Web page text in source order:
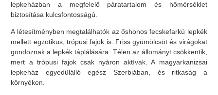
lepkeházban a megfelelő páratartalom és hőmérséklet
biztosítása kulcsfontosságú.
A létesítményben megtalálhatók az őshonos fecskefarkú lepkék
mellett egzotikus, trópusi fajok is. Friss gyümölcsöt és virágokat
gondoznak a lepkék táplálására. Télen az állományt csökkentik,
mert a trópusi fajok csak nyáron aktívak. A magyarkanizsai
lepkeház egyedülálló egész Szerbiában, és ritkaság a
környéken.